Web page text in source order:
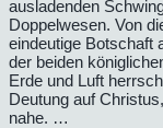
ausladenden
Doppelwesen. Von
eindeutige Botschaft
der beiden
Erde und Luft
Deutung auf
nahe. …